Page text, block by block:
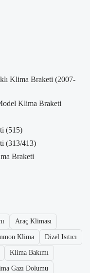
Klima Braketi (2007-
Klima Braketi
(515)
(313/413)
Braketi
Araç Kliması
Klima Dizel Isıtıcı
Klima Bakımı
Gazı Dolumu